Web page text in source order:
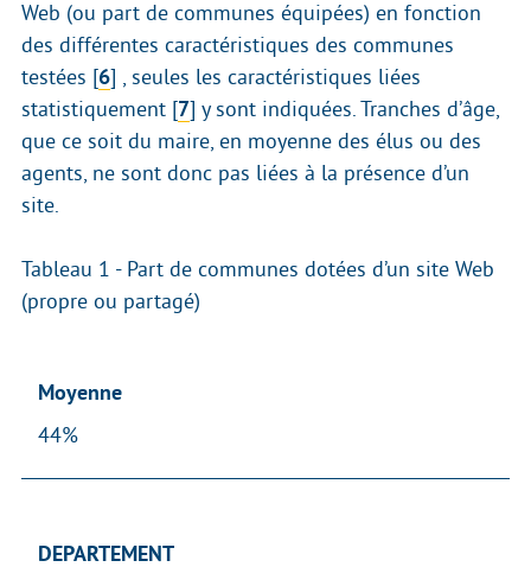
Web (ou part de communes équipées) en fonction
des différentes caractéristiques des communes
testées [6] , seules les caractéristiques liées
statistiquement [7] y sont indiquées. Tranches d’âge,
que ce soit du maire, en moyenne des élus ou des
agents, ne sont donc pas liées à la présence d’un
site.
Tableau 1 - Part de communes dotées d’un site Web
(propre ou partagé)
Moyenne
44%
DEPARTEMENT